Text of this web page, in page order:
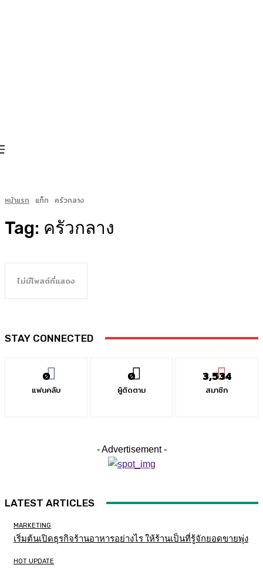
หน้าแรก แท็ก ครัวกลาง
Tag: ครัวกลาง
ไม่มีโพสต์ที่แสดง
STAY CONNECTED
0
แฟนคลับ
0
ผู้ติดตาม
3,534
สมาชิก
- Advertisement -
LATEST ARTICLES
MARKETING
เริ่มต้นเปิดธุรกิจร้านอาหารอย่างไร ให้ร้านเป็นที่รู้จักยอดขายพุ่ง
HOT UPDATE